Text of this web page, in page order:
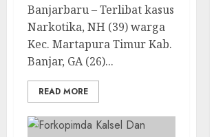
Banjarbaru – Terlibat kasus
Narkotika, NH (39) warga
Kec. Martapura Timur Kab.
Banjar, GA (26)...
READ MORE